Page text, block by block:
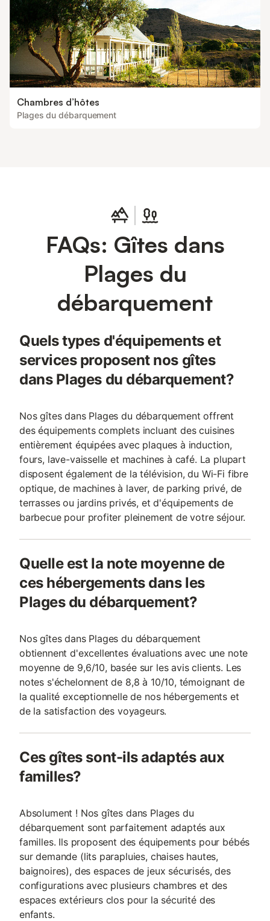
Chambres d’hôtes
Plages du débarquement
FAQs: Gîtes dans
Plages du
débarquement
Quels types d'équipements et
services proposent nos gîtes
dans Plages du débarquement?
Nos gîtes dans Plages du débarquement offrent
des équipements complets incluant des cuisines
entièrement équipées avec plaques à induction,
fours, lave-vaisselle et machines à café. La plupart
disposent également de la télévision, du Wi-Fi fibre
optique, de machines à laver, de parking privé, de
terrasses ou jardins privés, et d'équipements de
barbecue pour profiter pleinement de votre séjour.
Quelle est la note moyenne de
ces hébergements dans les
Plages du débarquement?
Nos gîtes dans Plages du débarquement
obtiennent d'excellentes évaluations avec une note
moyenne de 9,6/10, basée sur les avis clients. Les
notes s'échelonnent de 8,8 à 10/10, témoignant de
la qualité exceptionnelle de nos hébergements et
de la satisfaction des voyageurs.
Ces gîtes sont-ils adaptés aux
familles?
Absolument ! Nos gîtes dans Plages du
débarquement sont parfaitement adaptés aux
familles. Ils proposent des équipements pour bébés
sur demande (lits parapluies, chaises hautes,
baignoires), des espaces de jeux sécurisés, des
configurations avec plusieurs chambres et des
espaces extérieurs clos pour la sécurité des
enfants.